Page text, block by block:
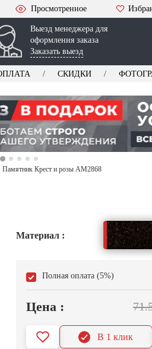
Просмотренное
Выезд менеджера для
оформления заказа
Заказать выезд
СКИДКИ
Памятник Крест и розы AM2868
Материал :
Полная оплата (5%)
Цена :
В 1 клик